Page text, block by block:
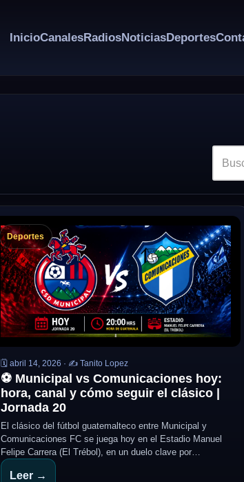
InicioCanalesRadiosNoticiasDeportes
Deportes
🗓️ abril 14, 2026 · ✍️ Tanito Lopez
⚽ Municipal vs Comunicaciones hoy:
hora, canal y cómo seguir el clásico |
Jornada 20
El clásico del fútbol guatemalteco entre Municipal y
Comunicaciones FC se juega hoy en el Estadio Manuel
Felipe Carrera (El Trébol), en un duelo clave por…
Leer →